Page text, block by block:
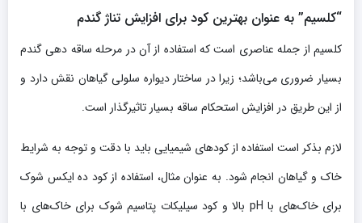
“کلسیم” به عنوان بهترین کود برای افزایش تناژ گندم
کلسیم از جمله عناصری است که استفاده از آن در مرحله ساقه دهی گندم
بسیار ضروری می‌باشد؛ زیرا در ساختار دیواره سلولی گیاهان نقش دارد و
از این طریق در افزایش استحکام ساقه بسیار تاثیرگذار است.
لازم بذکر است استفاده از کودهای شیمیایی باید با دقت و توجه به شرایط
خاک و گیاهان انجام شود. به عنوان مثال، استفاده از کود ده ایکس شوک
برای خاک‌های با pH بالا و کود سیلیکات پتاسیم شوک برای خاک‌های با